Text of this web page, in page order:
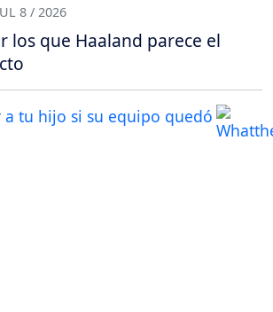
8 / 2026
los que Haaland parece el